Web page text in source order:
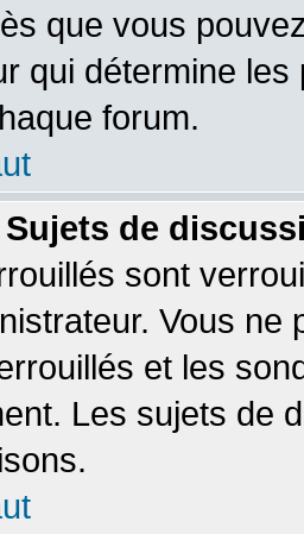
que vous
qui détermine
forum.
de
sont
Vous
et les
Les sujets de